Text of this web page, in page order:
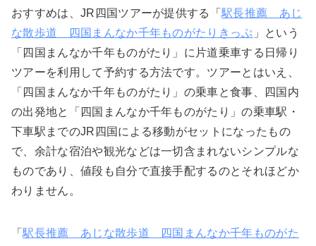
おすすめは、JR四国ツアーが提供する「駅長推薦 あじ
な散歩道 四国まんなか千年ものがたりきっぷ 」という
「四国まんなか千年ものがたり」に片道乗車する日帰り
ツアーを利用して予約する方法です。ツアーとはいえ、
「四国まんなか千年ものがたり」の乗車と食事、四国内
の出発地と「四国まんなか千年ものがたり」の乗車駅・
下車駅までのJR四国による移動がセットになったもの
で、余計な宿泊や観光などは一切含まれないシンプルな
ものであり、値段も自分で直接手配するのとそれほどか
わりません。
「駅長推薦 あじな散歩道 四国まんなか千年ものがた